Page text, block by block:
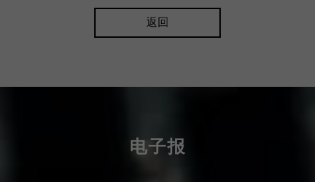
返回
电子报